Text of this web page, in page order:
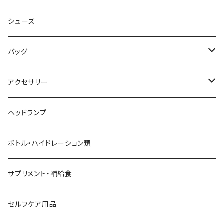
AKIV
ALTRA
aroma vera
AZUMA BAG
BANANA GO
Beruf Baggage
Body Glide
ヘッドバンド
シューズ
バッグ
バックパック
ショルダーバッグ
トートバッグ
2WAYバッグ/3WAYバッグ
その他バッグ
アクセサリー
サングラス
てぬぐい
財布
アームカバー
ヘッドランプ
ボトル・ハイドレーション類
サプリメント・補給食
セルフケア用品